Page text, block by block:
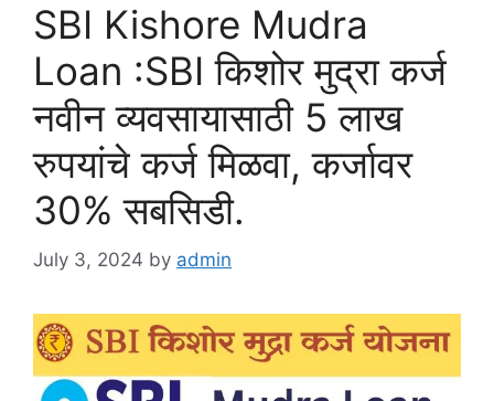
SBI Kishore Mudra
Loan :SBI किशोर मुद्रा कर्ज
नवीन व्यवसायासाठी 5 लाख
रुपयांचे कर्ज मिळवा, कर्जावर
30% सबसिडी.
July 3, 2024 by admin